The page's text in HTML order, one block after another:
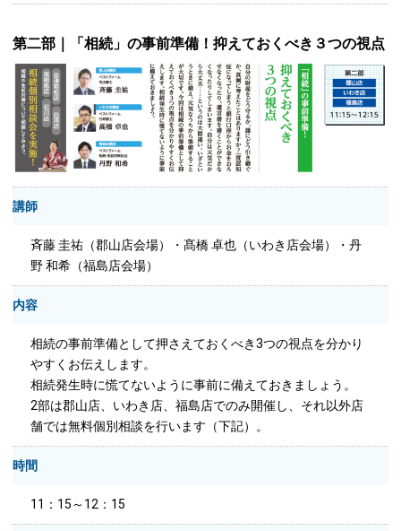
第二部｜「相続」の事前準備！抑えておくべき３つの視点
講師
斉藤 圭祐（郡山店会場）・髙橋 卓也（いわき店会場）・丹
野 和希（福島店会場）
内容
相続の事前準備として押さえておくべき3つの視点を分かり
やすくお伝えします。
相続発生時に慌てないように事前に備えておきましょう。
2部は郡山店、いわき店、福島店でのみ開催し、それ以外店
舗では無料個別相談を行います（下記）。
時間
11：15～12：15